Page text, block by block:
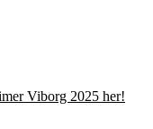
Viborg 2025 her!